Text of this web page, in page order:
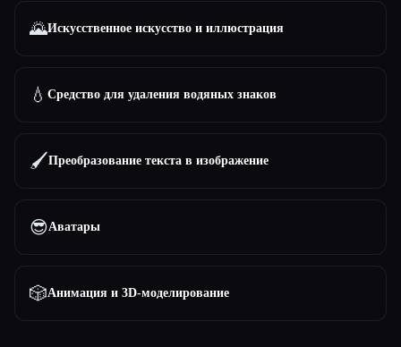
🌄Искусственное искусство и иллюстрация
💧 Средство для удаления водяных знаков
🖌️Преобразование текста в изображение
😎Аватары
🎲Анимация и 3D-моделирование